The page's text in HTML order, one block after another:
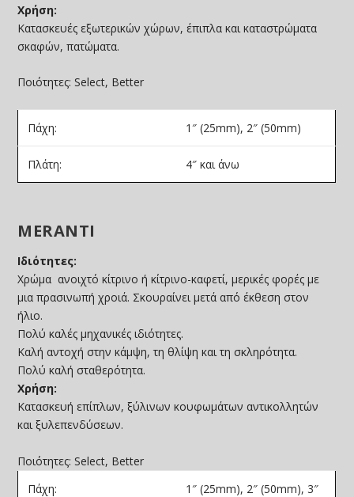
Χρήση:
Κατασκευές εξωτερικών χώρων, έπιπλα και καταστρώματα
σκαφών, πατώματα.
Ποιότητες: Select, Better
Πάχη: 1″ (25mm), 2″ (50mm)
Πλάτη: 4″ και άνω
MERANTI
Ιδιότητες:
Χρώμα ανοιχτό κίτρινο ή κίτρινο-καφετί, μερικές φορές με
μια πρασινωπή χροιά. Σκουραίνει μετά από έκθεση στον
ήλιο.
Πολύ καλές μηχανικές ιδιότητες.
Καλή αντοχή στην κάμψη, τη θλίψη και τη σκληρότητα.
Πολύ καλή σταθερότητα.
Χρήση:
Κατασκευή επίπλων, ξύλινων κουφωμάτων αντικολλητών
και ξυλεπενδύσεων.
Ποιότητες: Select, Better
Πάχη:
1″ (25mm), 2″ (50mm), 3″